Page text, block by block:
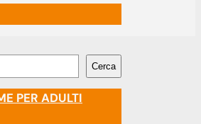
Cerca
PER ADULTI